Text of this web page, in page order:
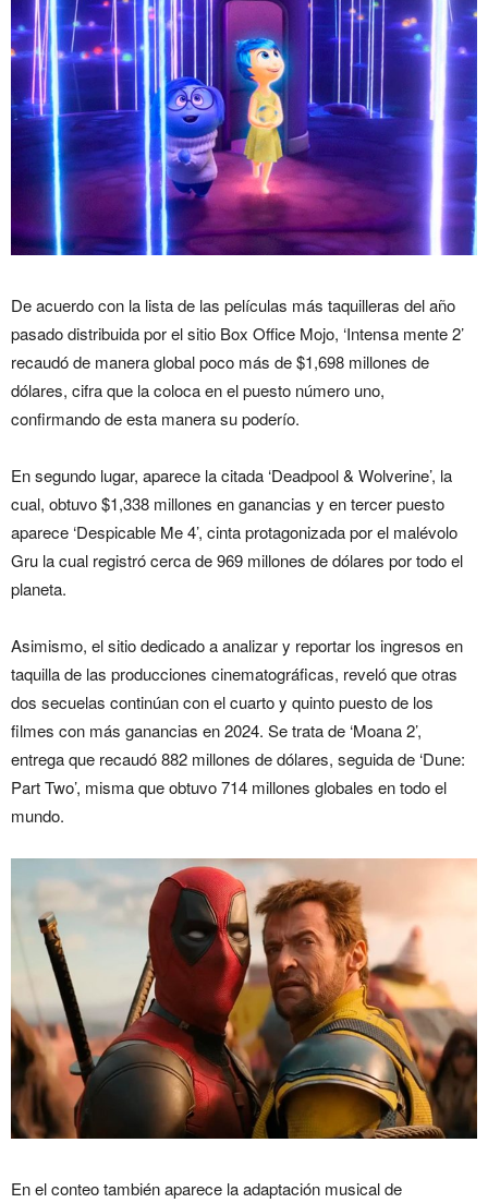
De acuerdo con la lista de las películas más taquilleras del año
pasado distribuida por el sitio Box Office Mojo, ‘Intensa mente 2’
recaudó de manera global poco más de $1,698 millones de
dólares, cifra que la coloca en el puesto número uno,
confirmando de esta manera su poderío.
En segundo lugar, aparece la citada ‘Deadpool & Wolverine’, la
cual, obtuvo $1,338 millones en ganancias y en tercer puesto
aparece ‘Despicable Me 4’, cinta protagonizada por el malévolo
Gru la cual registró cerca de 969 millones de dólares por todo el
planeta.
Asimismo, el sitio dedicado a analizar y reportar los ingresos en
taquilla de las producciones cinematográficas, reveló que otras
dos secuelas continúan con el cuarto y quinto puesto de los
filmes con más ganancias en 2024. Se trata de ‘Moana 2’,
entrega que recaudó 882 millones de dólares, seguida de ‘Dune:
Part Two’, misma que obtuvo 714 millones globales en todo el
mundo.
En el conteo también aparece la adaptación musical de